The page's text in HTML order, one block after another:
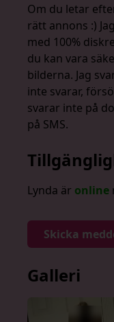
Om du letar
rätt annons :)
med 100%
du kan vara
bilderna. Jag
inte svarar,
svarar inte på
på SMS.
Lynda är online
Skicka
Galleri